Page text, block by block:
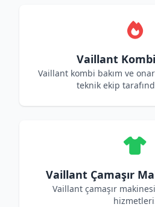
Vaillant
Vaillant kombi bakım ve
teknik ekip
Vaillant Çamaşır
Vaillant çamaşır